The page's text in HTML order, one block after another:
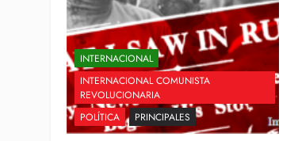
INTERNACIONAL
INTERNACIONAL COMUNISTA
REVOLUCIONARIA
POLÍTICA
PRINCIPALES